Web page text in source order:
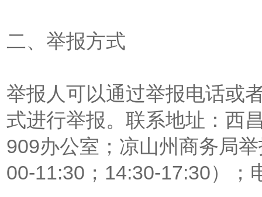
二、举报方式
举报人可以通过举报电话或
式进行举报。联系地址：西
909办公室；凉山州商务局
00-11:30；14:30-17:30）；